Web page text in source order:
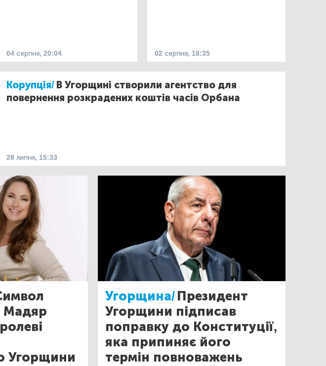
04 серпня, 20:04 02 серпня, 18:35
Корупція/ В Угорщині створили агентство для
повернення розкрадених коштів часів Орбана
28 липня, 15:33
Мадяр
Угорщини
Угорщина/Президент
Угорщини підписав
поправку до Конституції,
яка припиняє його
термін повноважень